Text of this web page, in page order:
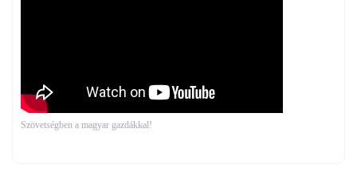
Szövetségben a magyar gazdákkal!